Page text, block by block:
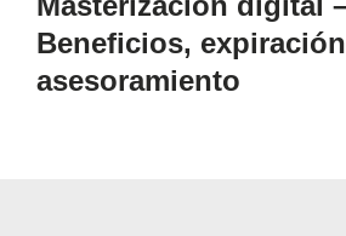
Beneficios, expiración
asesoramiento